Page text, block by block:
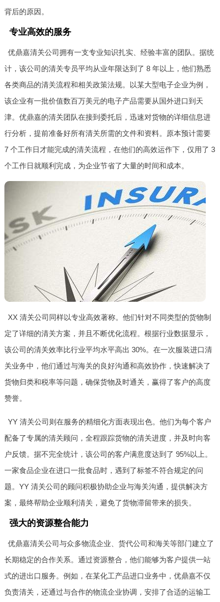
背后的原因。
专业高效的服务
优鼎嘉清关公司拥有一支专业知识扎实、经验丰富的团队。据统
计，该公司的清关专员平均从业年限达到了 8 年以上，他们熟悉
各类商品的清关流程和相关政策法规。以某大型电子企业为例，
该企业有一批价值数百万美元的电子产品需要从国外进口到天
津。优鼎嘉的清关团队在接到委托后，迅速对货物的详细信息进
行分析，提前准备好所有清关所需的文件和资料。原本预计需要
7 个工作日才能完成的清关流程，在他们的高效运作下，仅用了 3
个工作日就顺利完成，为企业节省了大量的时间和成本。
XX 清关公司同样以专业高效著称。他们针对不同类型的货物制
定了详细的清关方案，并且不断优化流程。根据行业数据显示，
该公司的清关效率比行业平均水平高出 30%。在一次服装进口清
关业务中，他们通过与海关的良好沟通和高效协作，快速解决了
货物归类和税率等问题，确保货物及时通关，赢得了客户的高度
赞誉。
YY 清关公司则在服务的精细化方面表现出色。他们为每个客户
配备了专属的清关顾问，全程跟踪货物的清关进度，并及时向客
户反馈。据不完全统计，该公司的客户满意度达到了 95%以上。
一家食品企业在进口一批食品时，遇到了标签不符合规定的问
题。YY 清关公司的顾问积极协助企业与海关沟通，提供解决方
案，最终帮助企业顺利清关，避免了货物滞留带来的损失。
强大的资源整合能力
优鼎嘉清关公司与众多物流企业、货代公司和海关等部门建立了
长期稳定的合作关系。通过资源整合，他们能够为客户提供一站
式的进出口服务。例如，在某化工产品进口业务中，优鼎嘉不仅
负责清关，还通过与合作的物流企业协调，安排了合适的运输工